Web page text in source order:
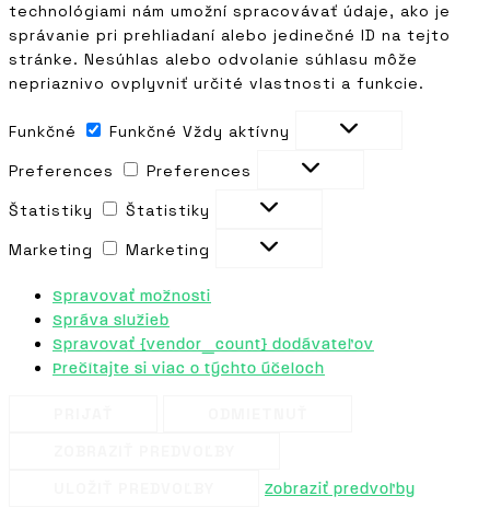
technológiami nám umožní spracovávať údaje, ako je
správanie pri prehliadaní alebo jedinečné ID na tejto
stránke. Nesúhlas alebo odvolanie súhlasu môže
nepriaznivo ovplyvniť určité vlastnosti a funkcie.
Funkčné Funkčné Vždy aktívny
Preferences
Preferences
Štatistiky
Štatistiky
Marketing
Marketing
Spravovať možnosti
Správa služieb
Spravovať {vendor_count} dodávateľov
Prečítajte si viac o týchto účeloch
Zobraziť predvoľby